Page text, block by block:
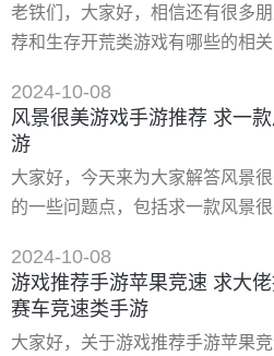
传奇 狂野飙车9:飙车传奇这款游
都可以购买，获得难度其实不高
老铁们，大家好，相信还有很多
荐和生存开荒类游戏有哪些的相
荒类游戏有哪些的问题，文章篇
到大家，下面一起来看看吧！ 一
游戏？在这篇有趣的生存建造类
了超多个
2024-10-08
风景很美游戏手游推荐 求一
游
大家好，今天来为大家解答风景
的一些问题点，包括求一款风景
让我们一起来看看吧！如果解决
本站哦，谢谢~ 一、求一款风景很美的角色扮演手游 角色扮
2024-10-08
游戏推荐手游苹果竞速 求大
赛车竞速类手游
大家好，关于游戏推荐手游苹果